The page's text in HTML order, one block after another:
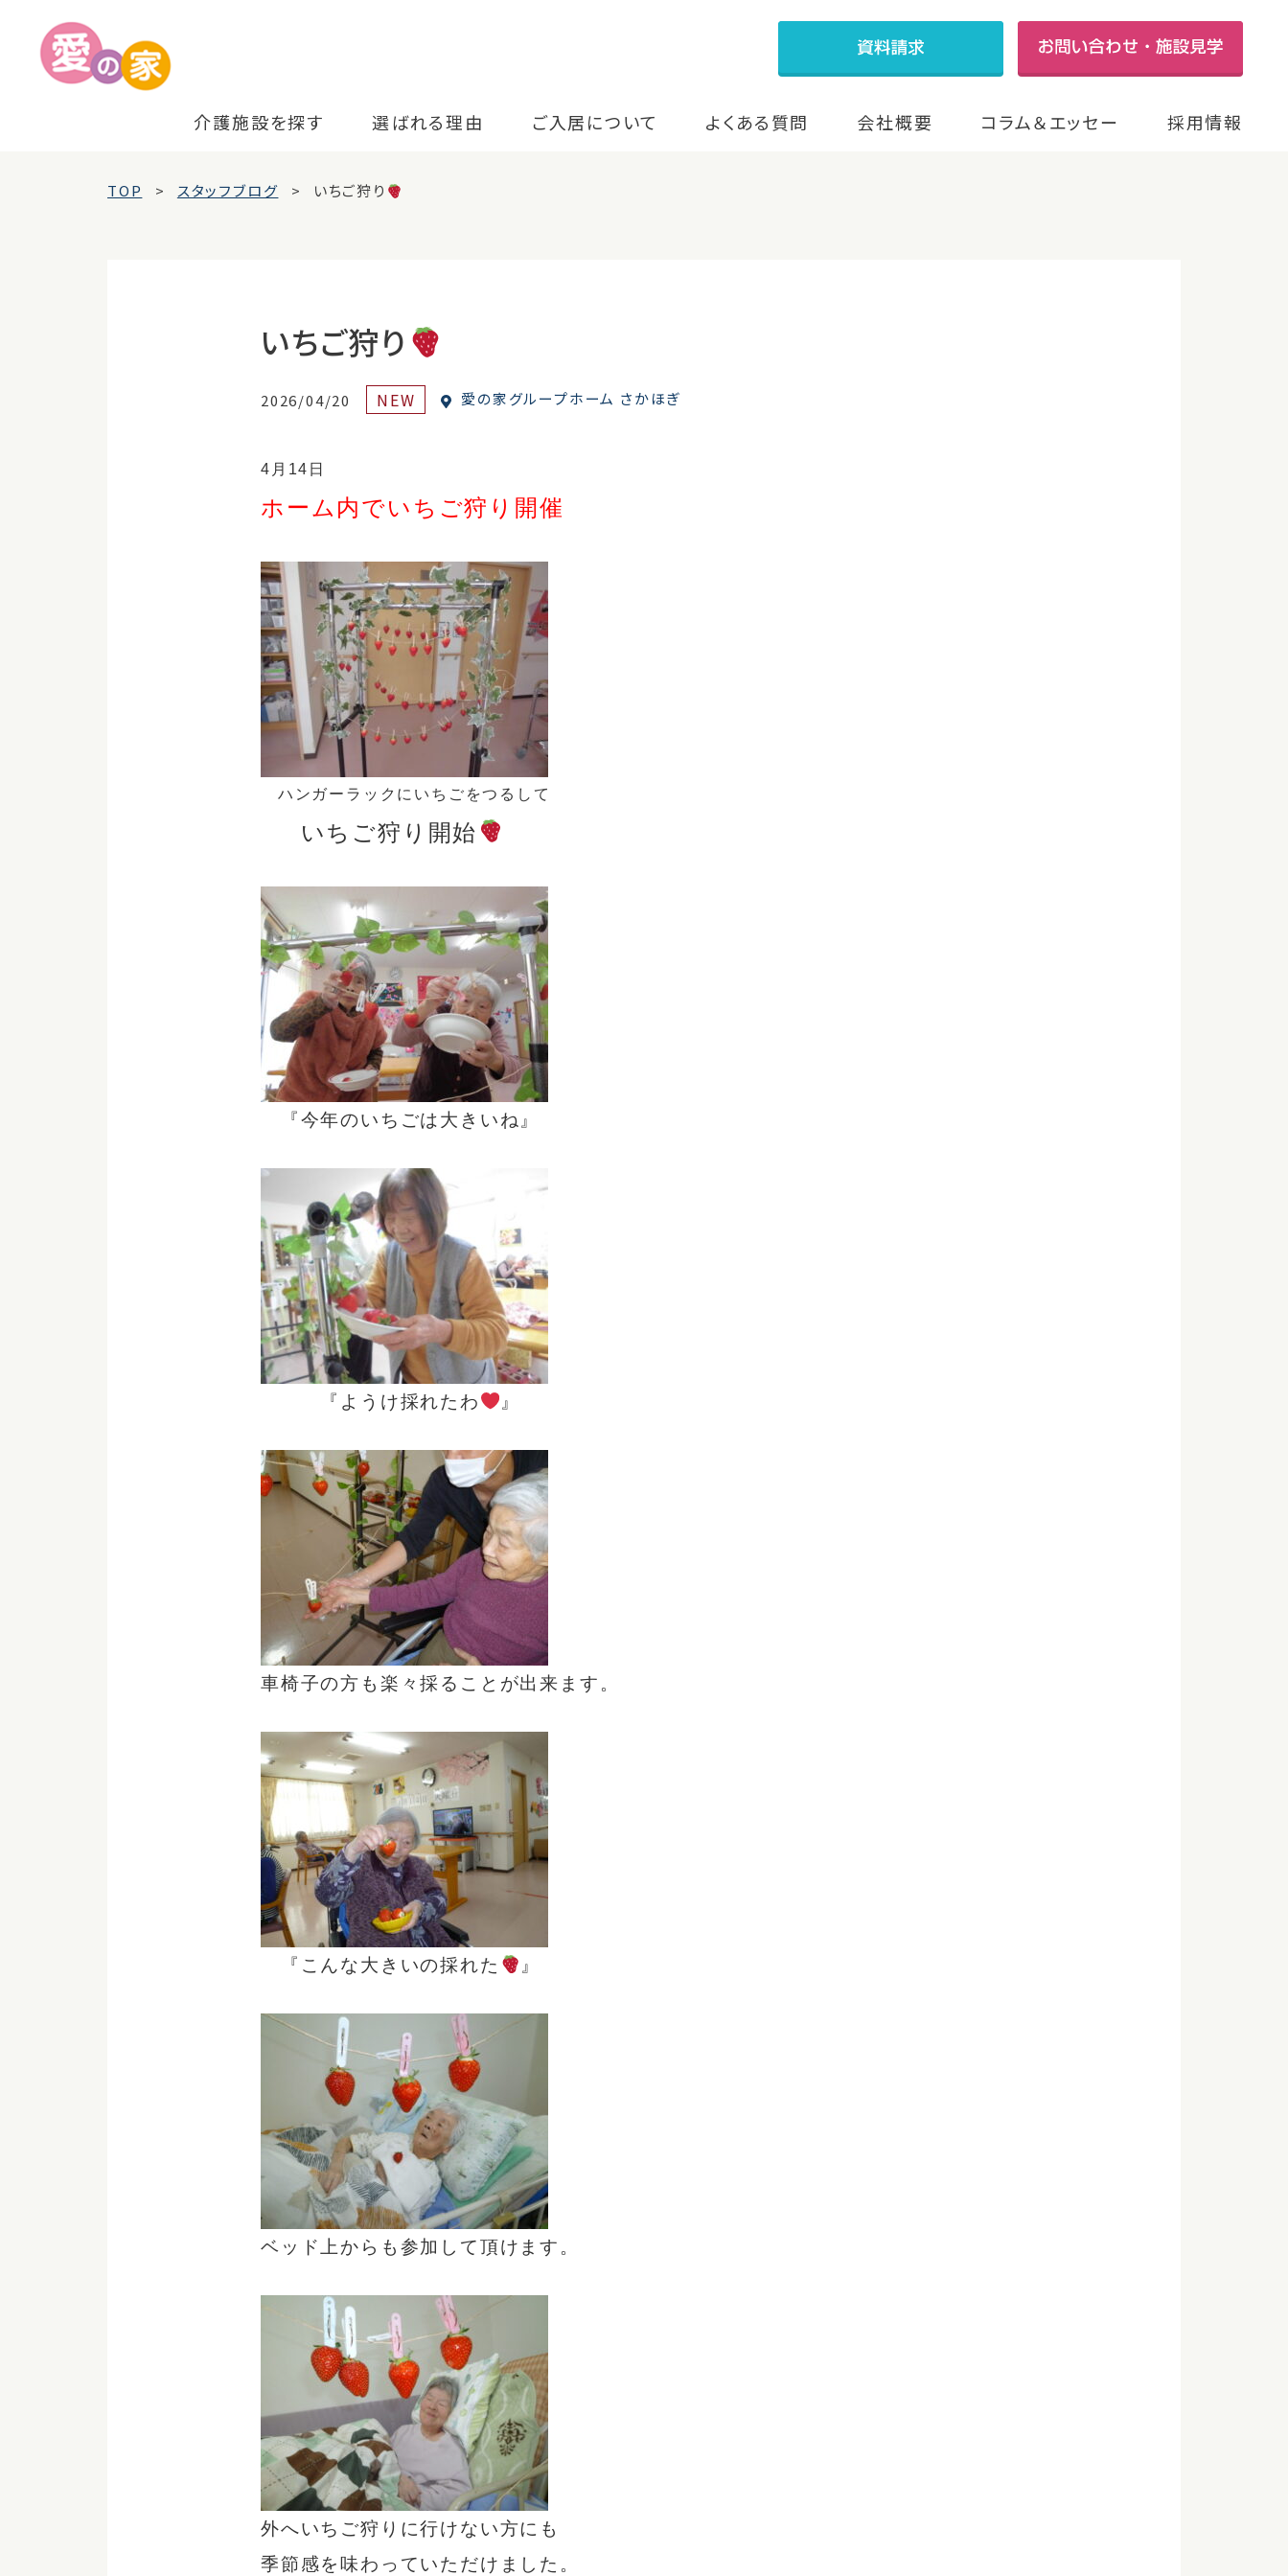
介護施設を探す 選ばれる理由 ご入居について よくある質問 会社概要 コラム＆エッセー 採用情報
TOP スタッフブログ いちご狩り
いちご狩り
2026/04/20 NEW 愛の家グループホーム さかほぎ
4月14日
ホーム内でいちご狩り開催
ハンガーラックにいちごをつるして
いちご狩り開始
『今年のいちごは大きいね』
『ようけ採れたわ 』
車椅子の方も楽々採ることが出来ます。
『こんな大きいの採れた 』
ベッド上からも参加して頂けます。
外へいちご狩りに行けない方にも
季節感を味わっていただけました。